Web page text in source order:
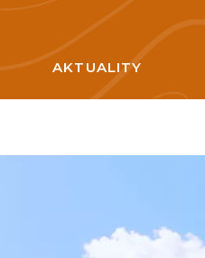
AKTUALITY